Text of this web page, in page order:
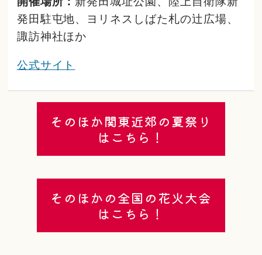
発田駐屯地、ヨリネスしばた札の辻広場、
諏訪神社ほか
公式サイト
そのほか関東近郊の夏祭り
はこちら！
そのほかの全国の花火大会
はこちら！